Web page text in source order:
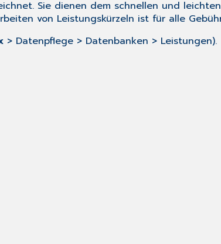
Sie dienen dem schnellen und
von Leistungskürzeln ist für alle
> Datenpflege > Datenbanken >